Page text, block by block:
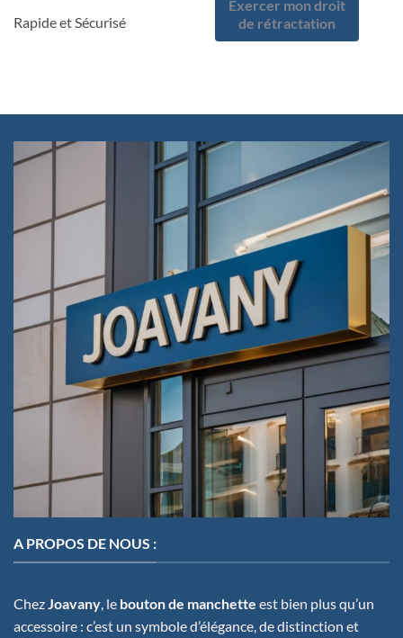
Rapide et Sécurisé
Exercer mon droit
de rétractation
A PROPOS DE NOUS :
Chez Joavany , le bouton de manchette est bien plus qu’un
accessoire : c’est un symbole d’élégance, de distinction et